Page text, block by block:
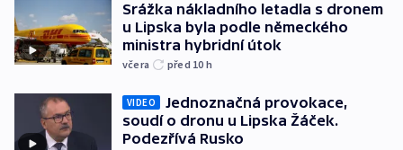
Srážka nákladního letadla s dronem
u Lipska byla podle německého
ministra hybridní útok
včera před 10 h
VIDEO
Jednoznačná provokace,
soudí o dronu u Lipska Žáček.
Podezřívá Rusko